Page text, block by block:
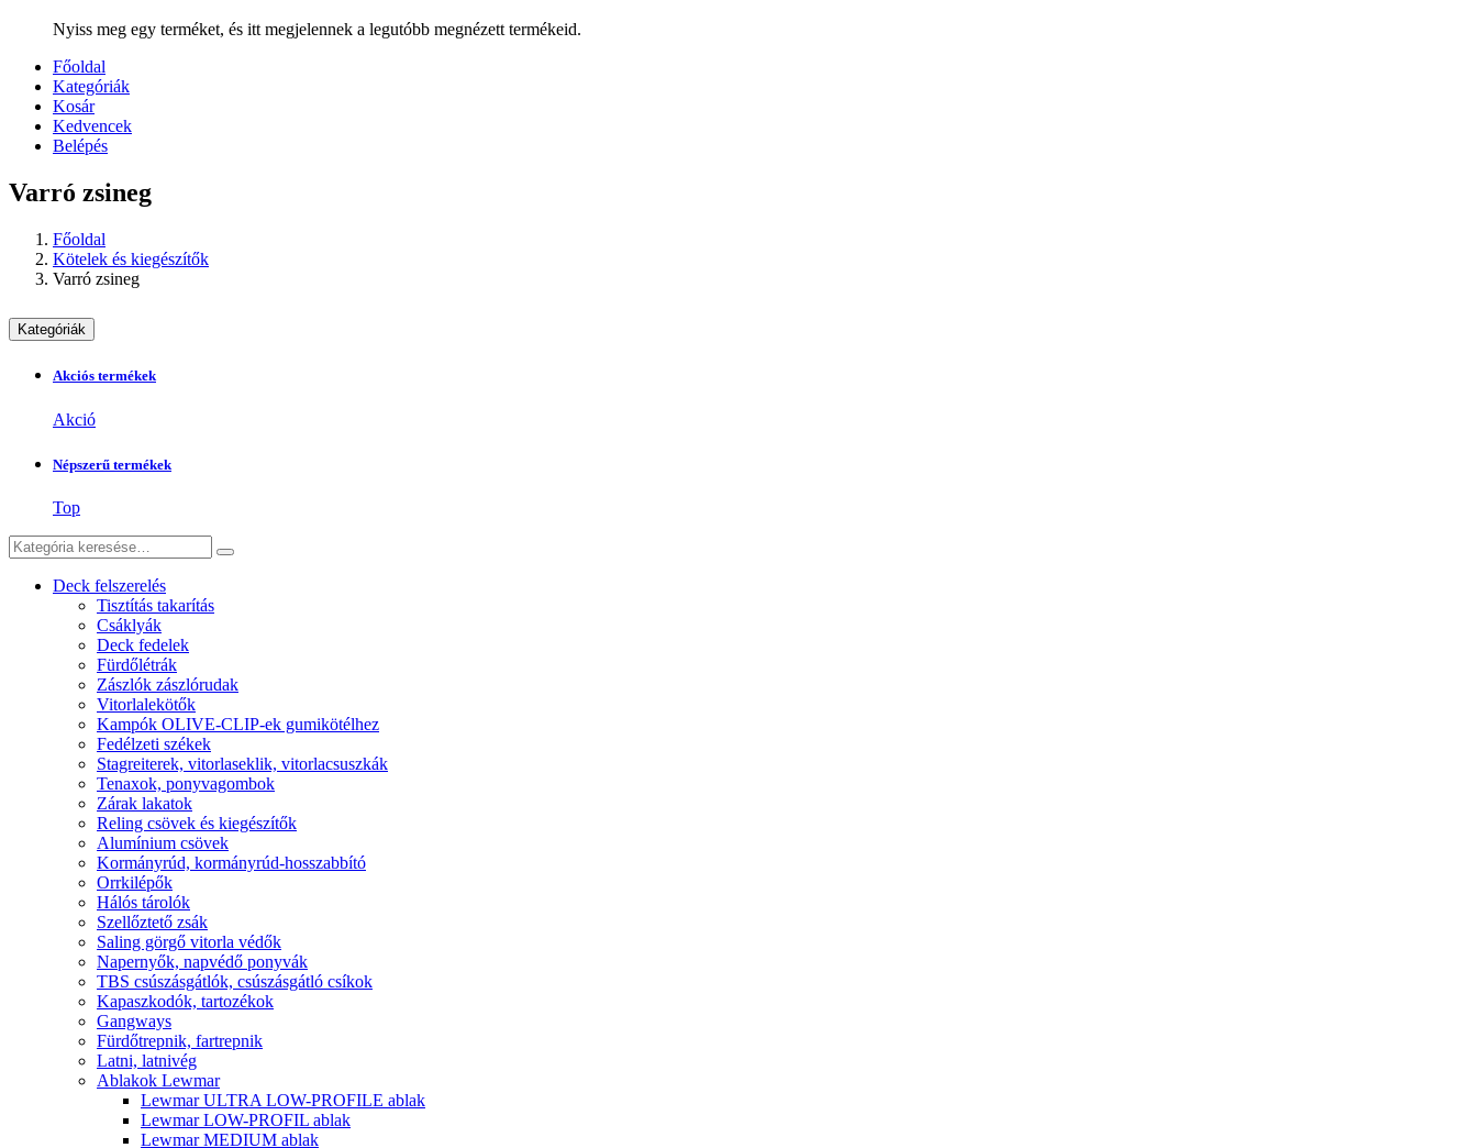
Nyiss meg egy terméket, és itt megjelennek a legutóbb megnézett termékeid.
Főoldal
Kategóriák
Kosár
Kedvencek
Belépés
Varró zsineg
Főoldal
Kötelek és kiegészítők
Varró zsineg
Kategóriák
Akciós termékek
Akció
Népszerű termékek
Top
Deck felszerelés
Tisztítás takarítás
Csáklyák
Deck fedelek
Fürdőlétrák
Zászlók zászlórudak
Vitorlalekötők
Kampók OLIVE-CLIP-ek gumikötélhez
Fedélzeti székek
Stagreiterek, vitorlaseklik, vitorlacsuszkák
Tenaxok, ponyvagombok
Zárak lakatok
Reling csövek és kiegészítők
Alumínium csövek
Kormányrúd, kormányrúd-hosszabbító
Orrkilépők
Hálós tárolók
Szellőztető zsák
Saling görgő vitorla védők
Napernyők, napvédő ponyvák
TBS csúszásgátlók, csúszásgátló csíkok
Kapaszkodók, tartozékok
Gangways
Fürdőtrepnik, fartrepnik
Latni, latnivég
Ablakok Lewmar
Lewmar ULTRA LOW-PROFILE ablak
Lewmar LOW-PROFIL ablak
Lewmar MEDIUM ablak